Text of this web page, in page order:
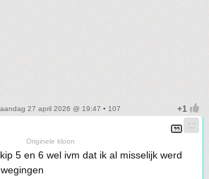
27 april 2026 @ 19:47 • 107
Originele kloon
5 en 6 wel ivm dat ik al misselijk werd